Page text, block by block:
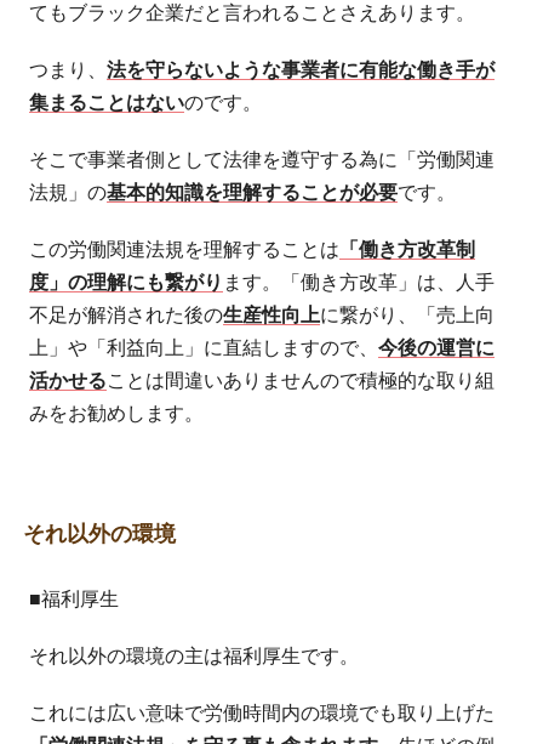
てもブラック企業だと言われることさえあります。
つまり、法を守らないような事業者に有能な働き手が
集まることはないのです。
そこで事業者側として法律を遵守する為に「労働関連
法規」の基本的知識を理解することが必要です。
この労働関連法規を理解することは 「働き方改革制
度」の理解にも繋がり ます。「働き方改革」は、人手
不足が解消された後の生産性向上に繋がり、「売上向
上」や「利益向上」に直結しますので、今後の運営に
活かせることは間違いありませんので積極的な取り組
みをお勧めします。
それ以外の環境
■福利厚生
それ以外の環境の主は福利厚生です。
これには広い意味で労働時間内の環境でも取り上げた